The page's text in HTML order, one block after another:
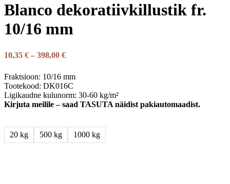
Blanco dekoratiivkillustik fr.
10/16 mm
10,35 € – 398,00 €
Fraktsioon: 10/16 mm
Tootekood: DK016C
Ligikaudne kulunorm: 30-60 kg/m²
Kirjuta meilile – saad TASUTA näidist pakiautomaadist.
20 kg 500 kg 1000 kg